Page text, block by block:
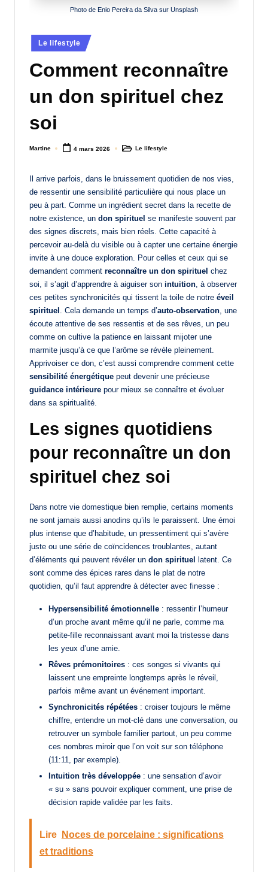
Photo de Enio Pereira da Silva sur Unsplash
Posted
in
Le lifestyle
Comment reconnaître
un don spirituel chez
soi
Posted
Martine 4 mars 2026
PostedLe lifestyle
Il arrive parfois, dans le bruissement quotidien de nos vies,
de ressentir une sensibilité particulière qui nous place un
peu à part. Comme un ingrédient secret dans la recette de
notre existence, un don spirituel se manifeste souvent par
des signes discrets, mais bien réels. Cette capacité à
percevoir au-delà du visible ou à capter une certaine énergie
invite à une douce exploration. Pour celles et ceux qui se
demandent comment reconnaître un don spirituel chez
soi, il s’agit d’apprendre à aiguiser son intuition, à observer
ces petites synchronicités qui tissent la toile de notre éveil
spirituel . Cela demande un temps d’auto-observation, une
écoute attentive de ses ressentis et de ses rêves, un peu
comme on cultive la patience en laissant mijoter une
marmite jusqu’à ce que l’arôme se révèle pleinement.
Apprivoiser ce don, c’est aussi comprendre comment cette
sensibilité énergétique peut devenir une précieuse
guidance intérieure pour mieux se connaître et évoluer
dans sa spiritualité.
Les signes quotidiens
pour reconnaître un don
spirituel chez soi
Dans notre vie domestique bien remplie, certains moments
ne sont jamais aussi anodins qu’ils le paraissent. Une émoi
plus intense que d’habitude, un pressentiment qui s’avère
juste ou une série de coïncidences troublantes, autant
d’éléments qui peuvent révéler un don spirituel
latent. Ce
sont comme des épices rares dans le plat de notre
quotidien, qu’il faut apprendre à détecter avec finesse :
Hypersensibilité émotionnelle : ressentir l’humeur
d’un proche avant même qu’il ne parle, comme ma
petite-fille reconnaissant avant moi la tristesse dans
les yeux d’une amie.
Rêves prémonitoires : ces songes si vivants qui
laissent une empreinte longtemps après le réveil,
parfois même avant un événement important.
Synchronicités répétées : croiser toujours le même
chiffre, entendre un mot-clé dans une conversation, ou
retrouver un symbole familier partout, un peu comme
ces nombres miroir que l’on voit sur son téléphone
(11:11, par exemple).
Intuition très développée : une sensation d’avoir
« su » sans pouvoir expliquer comment, une prise de
décision rapide validée par les faits.
Lire
Noces de porcelaine : significations
et traditions